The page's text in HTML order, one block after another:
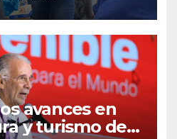
avances en
y turismo del